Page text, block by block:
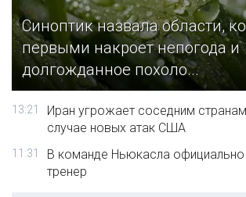
Синоптик назвала области,
первыми накроет непогода и
долгожданное похоло...
13:21
Иран угрожает соседним
случае новых атак США
11:31
В команде Ньюкасла официально
тренер